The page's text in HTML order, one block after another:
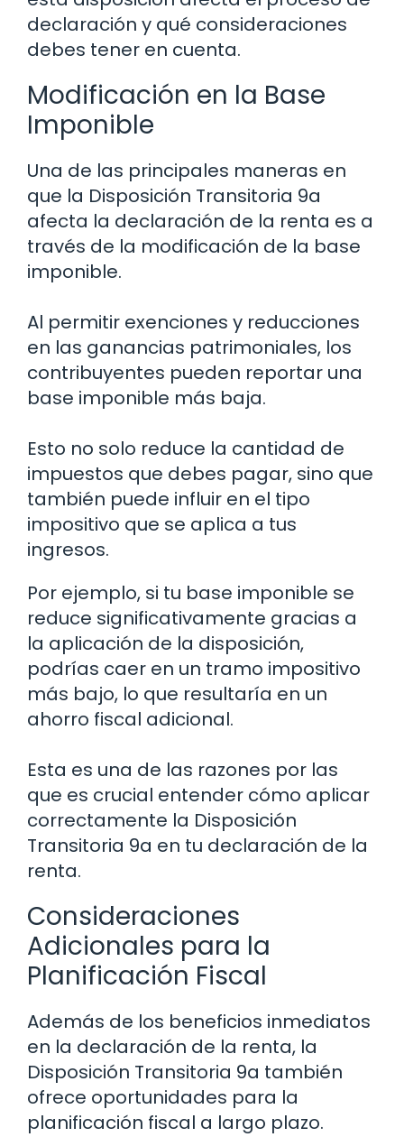
declaración y qué consideraciones
debes tener en cuenta.
Modificación en la Base
Imponible
Una de las principales maneras en
que la Disposición Transitoria 9a
afecta la declaración de la renta es a
través de la modificación de la base
imponible.
Al permitir exenciones y reducciones
en las ganancias patrimoniales, los
contribuyentes pueden reportar una
base imponible más baja.
Esto no solo reduce la cantidad de
impuestos que debes pagar, sino que
también puede influir en el tipo
impositivo que se aplica a tus
ingresos.
Por ejemplo, si tu base imponible se
reduce significativamente gracias a
la aplicación de la disposición,
podrías caer en un tramo impositivo
más bajo, lo que resultaría en un
ahorro fiscal adicional.
Esta es una de las razones por las
que es crucial entender cómo aplicar
correctamente la Disposición
Transitoria 9a en tu declaración de la
renta.
Consideraciones
Adicionales para la
Planificación Fiscal
Además de los beneficios inmediatos
en la declaración de la renta, la
Disposición Transitoria 9a también
ofrece oportunidades para la
planificación fiscal a largo plazo.